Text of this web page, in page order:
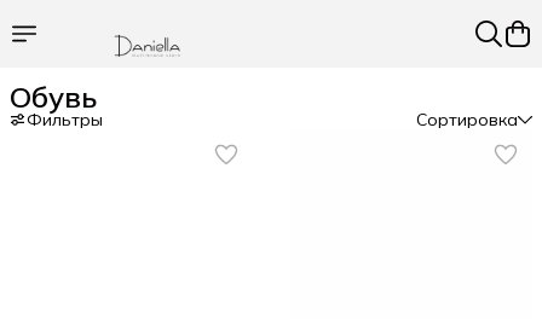
Обувь
Фильтры Сортировка